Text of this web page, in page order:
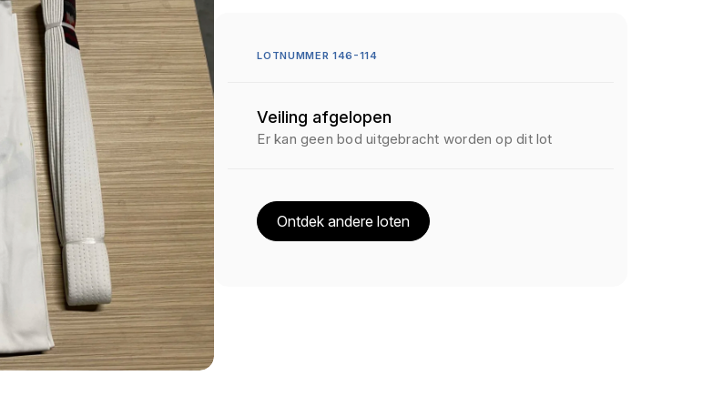
LOTNUMMER 146-114
Veiling afgelopen
Er kan geen bod uitgebracht worden op dit lot
Ontdek andere loten